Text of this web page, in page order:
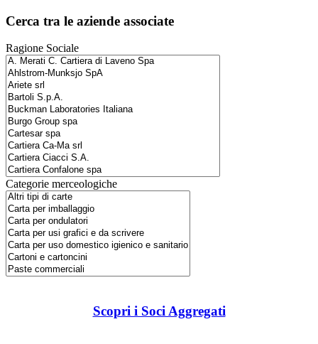
Cerca tra le aziende associate
Ragione Sociale
Categorie merceologiche
Scopri i Soci Aggregati